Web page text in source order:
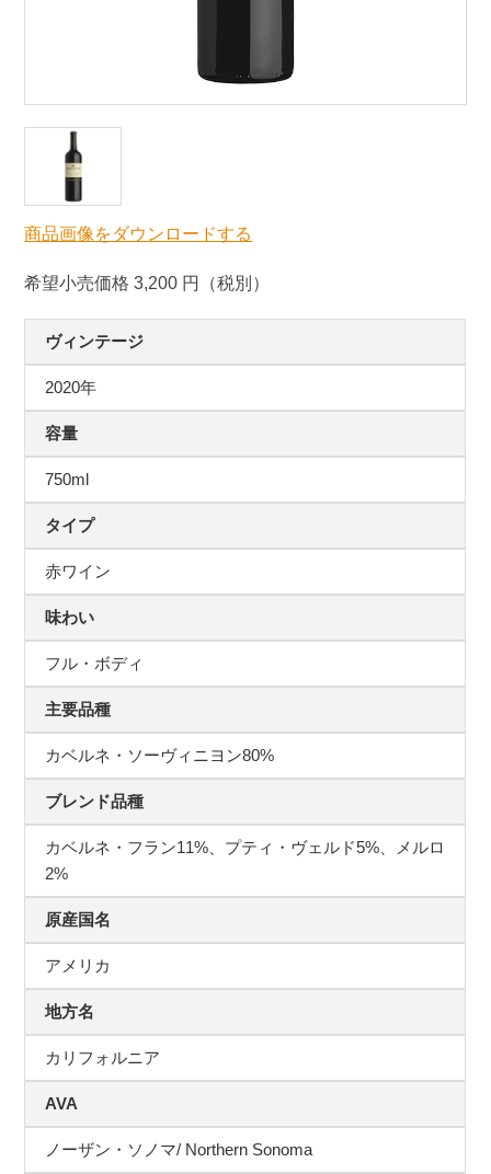
商品画像をダウンロードする
希望小売価格 3,200 円（税別）
ヴィンテージ
2020年
容量
750ml
タイプ
赤ワイン
味わい
フル・ボディ
主要品種
カベルネ・ソーヴィニヨン80%
ブレンド品種
カベルネ・フラン11%、プティ・ヴェルド5%、メルロ
2%
原産国名
アメリカ
地方名
カリフォルニア
AVA
ノーザン・ソノマ/ Northern Sonoma